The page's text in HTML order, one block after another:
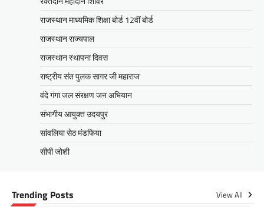
राजस्थान माध्यमिक शिक्षा बोर्ड 12वीं बोर्ड
राजस्थान राज्यपाल
राजस्थान स्थापना दिवस
राष्ट्रीय संत पुलक सागर जी महाराज
वंदे गंगा जल संरक्षण जन अभियान
संभागीय आयुक्त उदयपुर
सांवलिया सेठ मंडफिया
सीपी जोशी
Trending Posts View All
उदयपुर जयपुर 17 जून। मुख्यमंत्री भजनलाल शर्मा ने
बुधवार को उदयपुर प्रवास के दौरान उदयपुर विकास
प्राधिकरण में आयोजित शहरी…
Facebook
EmailWhatsApp
Reddit
X
Share
सीपी जोशी
ग्राम रथ अभियान पहुंचा लकड़वास, सांसद
सीपी जोशी ने सुनी ग्रामीणों की समस्याएं